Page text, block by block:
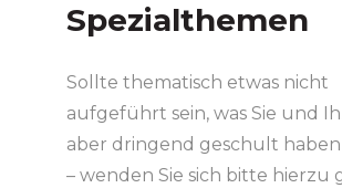
Spezialthemen
Sollte thematisch etwas nicht
aufgeführt sein, was Sie und
aber dringend geschult
– wenden Sie sich bitte hierzu